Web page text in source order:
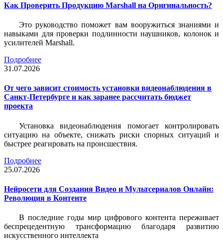
Как Проверить Продукцию Marshall на Оригинальность?
Это руководство поможет вам вооружиться знаниями и
навыками для проверки подлинности наушников, колонок и
усилителей Marshall.
Подробнее
31.07.2026
От чего зависит стоимость установки видеонаблюдения в
Санкт-Петербурге и как заранее рассчитать бюджет
проекта
Установка видеонаблюдения помогает контролировать
ситуацию на объекте, снижать риски спорных ситуаций и
быстрее реагировать на происшествия.
Подробнее
25.07.2026
Нейросети для Создания Видео и Мультсериалов Онлайн:
Революция в Контенте
В последние годы мир цифрового контента переживает
беспрецедентную трансформацию благодаря развитию
искусственного интеллекта